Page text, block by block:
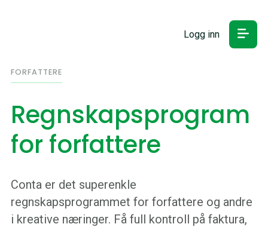
Logg inn
FORFATTERE
Regnskapsprogram
for forfattere
Conta er det superenkle
regnskapsprogrammet for forfattere og andre
i kreative næringer. Få full kontroll på faktura,